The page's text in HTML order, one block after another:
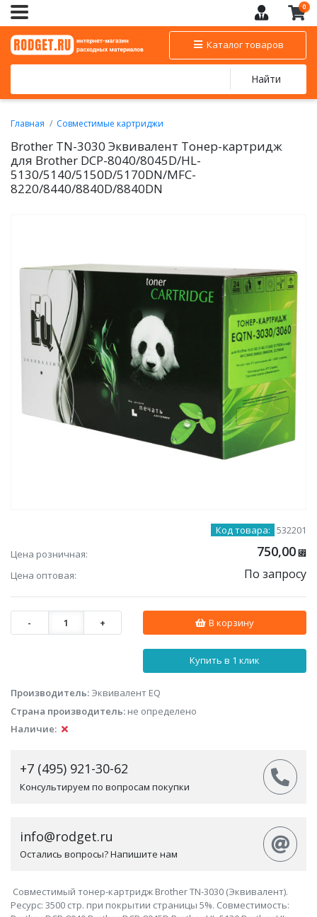
0
Каталог товаров
Найти
Главная
Совместимые картриджи
Совместимые тонер-картриджи BROTHER
Brother TN-3030 Эквивалент Тонер-картридж
для Brother DCP-8040/8045D/HL-
5130/5140/5150D/5170DN/MFC-
8220/8440/8840D/8840DN
Код товара: 532201
Цена розничная:
750,00 ⃏
Цена оптовая: По запросу
- 1 + В корзину
Купить в 1 клик
Производитель: Эквивалент EQ
Страна производитель: не определено
Наличие:
+7 (495) 921-30-62
Консультируем по вопросам покупки
info@rodget.ru
Остались вопросы? Напишите нам
Совместимый тонер-картридж Brother TN-3030 (Эквивалент).
Ресурс: 3500 стр. при покрытии страницы 5%. Совместимость: